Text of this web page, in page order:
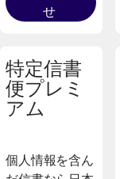
せ
特定信書
便プレミ
アム
個人情報を含ん